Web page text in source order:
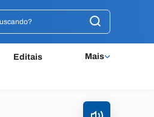
Editais Mais